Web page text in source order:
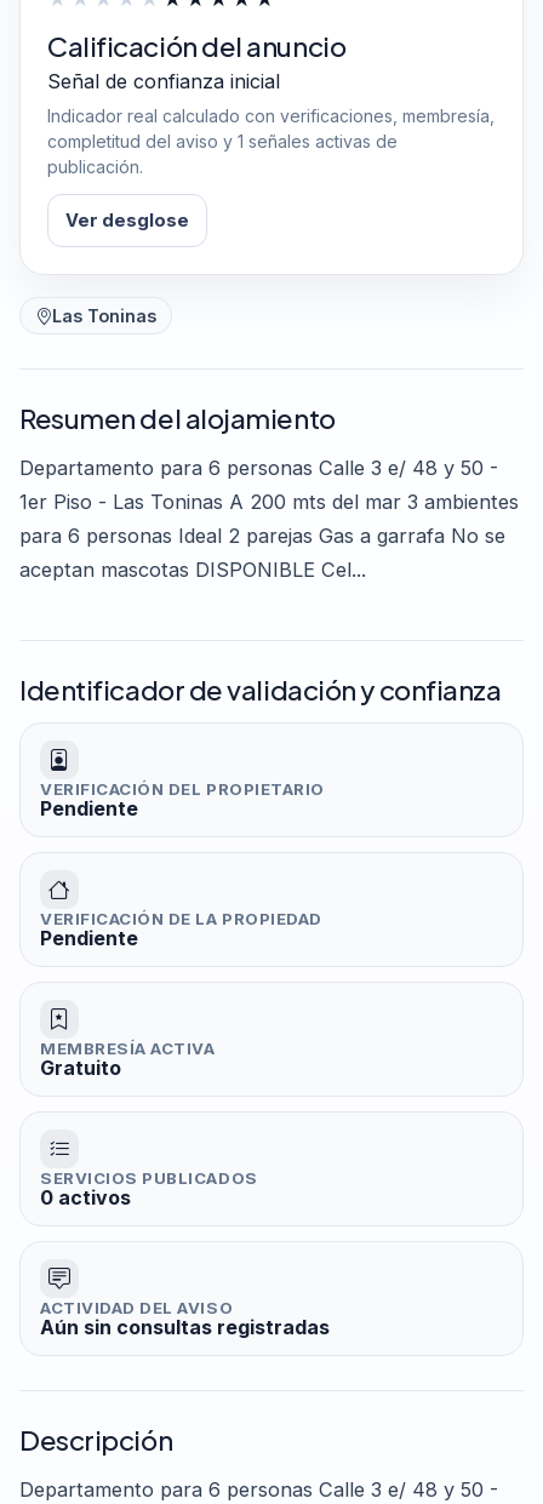
Calificación del anuncio
Señal de confianza inicial
Indicador real calculado con verificaciones, membresía,
completitud del aviso y 1 señales activas de
publicación.
Ver desglose
Las Toninas
Resumen del alojamiento
Departamento para 6 personas Calle 3 e/ 48 y 50 -
1er Piso - Las Toninas A 200 mts del mar 3 ambientes
para 6 personas Ideal 2 parejas Gas a garrafa No se
aceptan mascotas DISPONIBLE Cel...
Identificador de validación y confianza
VERIFICACIÓN DEL PROPIETARIO
Pendiente
VERIFICACIÓN DE LA PROPIEDAD
Pendiente
MEMBRESÍA ACTIVA
Gratuito
SERVICIOS PUBLICADOS
0 activos
ACTIVIDAD DEL AVISO
Aún sin consultas registradas
Descripción
Departamento para 6 personas Calle 3 e/ 48 y 50 -